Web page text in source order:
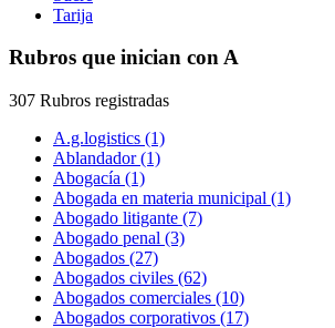
Tarija
Rubros que inician con A
307 Rubros registradas
A.g.logistics (1)
Ablandador (1)
Abogacía (1)
Abogada en materia municipal (1)
Abogado litigante (7)
Abogado penal (3)
Abogados (27)
Abogados civiles (62)
Abogados comerciales (10)
Abogados corporativos (17)